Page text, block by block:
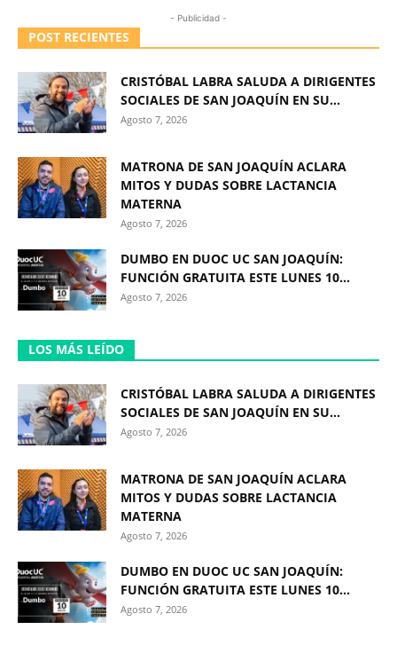
- Publicidad -
POST RECIENTES
CRISTÓBAL LABRA SALUDA A DIRIGENTES
SOCIALES DE SAN JOAQUÍN EN SU...
Agosto 7, 2026
MATRONA DE SAN JOAQUÍN ACLARA
MITOS Y DUDAS SOBRE LACTANCIA
MATERNA
Agosto 7, 2026
DUMBO EN DUOC UC SAN JOAQUÍN:
FUNCIÓN GRATUITA ESTE LUNES 10...
Agosto 7, 2026
LOS MÁS LEÍDO
CRISTÓBAL LABRA SALUDA A DIRIGENTES
SOCIALES DE SAN JOAQUÍN EN SU...
Agosto 7, 2026
MATRONA DE SAN JOAQUÍN ACLARA
MITOS Y DUDAS SOBRE LACTANCIA
MATERNA
Agosto 7, 2026
DUMBO EN DUOC UC SAN JOAQUÍN:
FUNCIÓN GRATUITA ESTE LUNES 10...
Agosto 7, 2026